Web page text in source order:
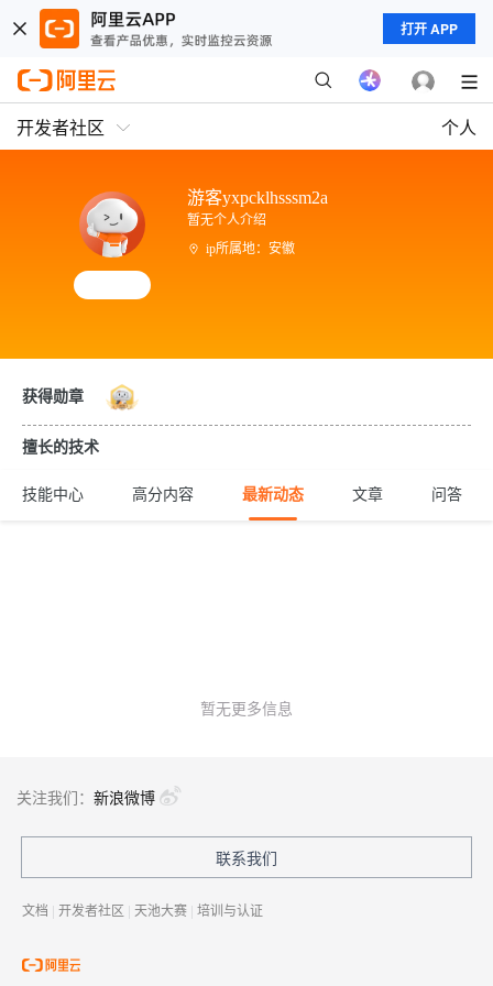
打开 APP
开发者社区 个人
游客yxpcklhsssm2a
暂无个人介绍
ip所属地：安徽
获得勋章
擅长的技术
技能中心 高分内容 最新动态 文章 问答
暂无更多信息
关注我们： 新浪微博
联系我们
文档 | 开发者社区 | 天池大赛 | 培训与认证